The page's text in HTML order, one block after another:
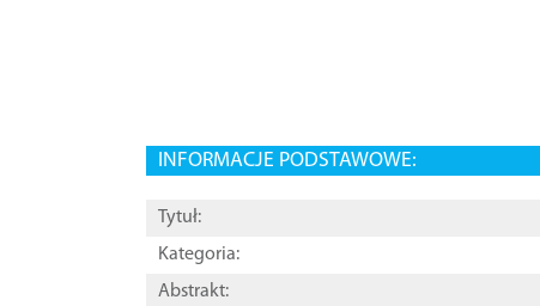
INFORMACJE PODSTAWOWE:
Tytuł:
Kategoria:
Abstrakt: